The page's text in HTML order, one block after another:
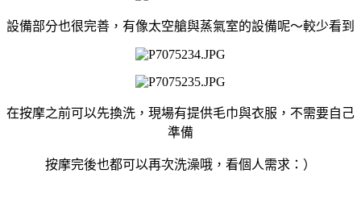
設備部分也很完善，有像太空艙與蒸氣室的設備呢～較少看到
在按摩之前可以先換洗，現場有提供毛巾與衣服，不需要自己
準備
按摩完後也都可以再次洗澡哦，看個人需求：）